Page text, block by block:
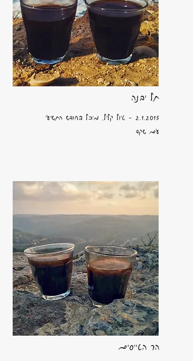
תל יבנה
2.1.2015 - טיול קליל, מיכל בחודש התשיעי
עם שקד
הר הטייסים